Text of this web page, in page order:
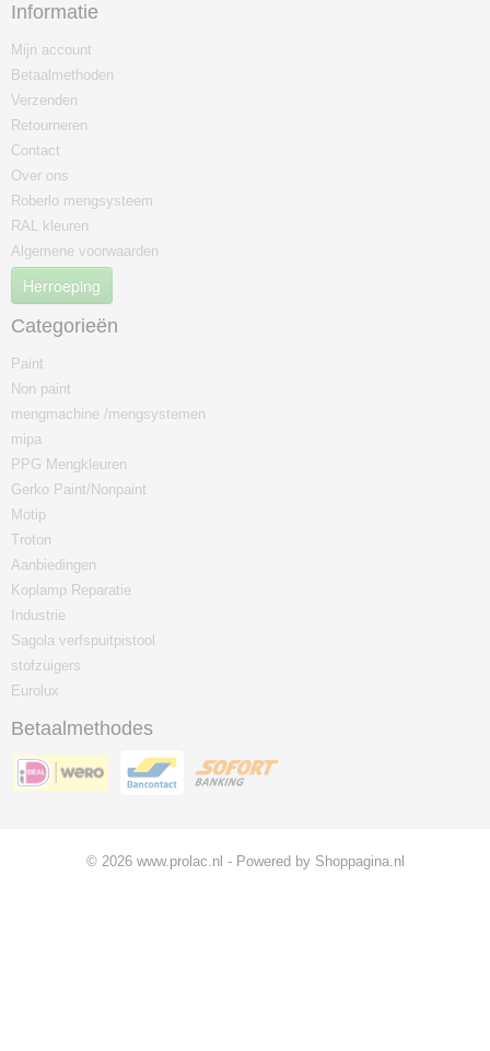
Informatie
Mijn account
Betaalmethoden
Verzenden
Retourneren
Contact
Over ons
Roberlo mengsysteem
RAL kleuren
Algemene voorwaarden
Herroeping
Categorieën
Paint
Non paint
mengmachine /mengsystemen
mipa
PPG Mengkleuren
Gerko Paint/Nonpaint
Motip
Troton
Aanbiedingen
Koplamp Reparatie
Industrie
Sagola verfspuitpistool
stofzuigers
Eurolux
Betaalmethodes
© 2026 www.prolac.nl - Powered by Shoppagina.nl